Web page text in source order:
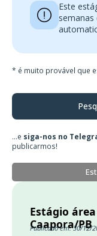
Este
* é muito provável que
...e siga-nos no
publicarmos!
Estágio
Caapora/PB
Publicado em: 30/12/